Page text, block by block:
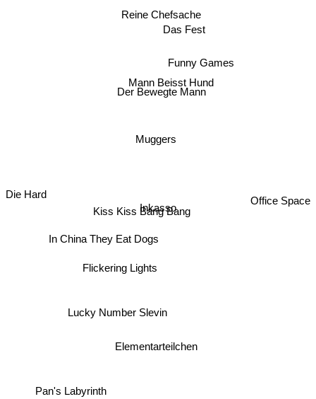
Inkasso
Muggers
Der Bewegte Mann
Mann Beisst Hund
Kiss Kiss Bang Bang
Das Fest
Funny Games
Reine Chefsache
Lucky Number Slevin
Elementarteilchen
Office Space
Die Hard